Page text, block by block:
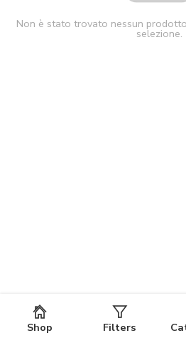
Non è stato trovato nessun
selezione.
Shop Filters